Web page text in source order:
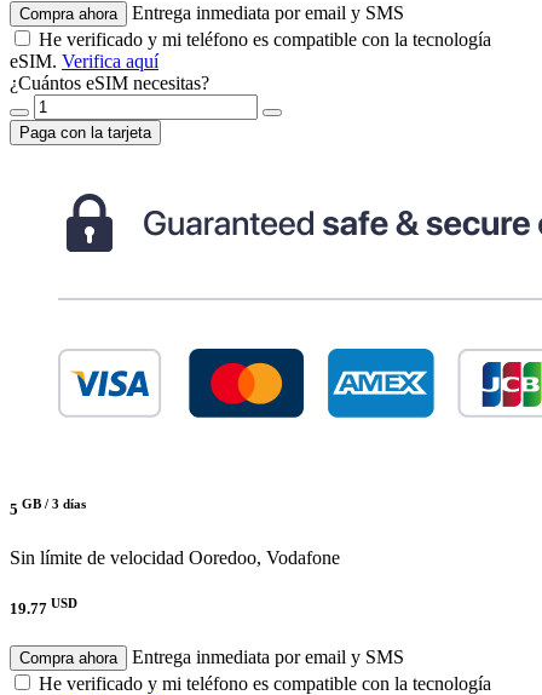
Compra ahora
Entrega inmediata por email y SMS
He verificado y mi teléfono es compatible con la tecnología
eSIM. Verifica aquí
¿Cuántos eSIM necesitas?
Paga con la tarjeta
5 GB / 3 días
Sin límite de velocidad Ooredoo, Vodafone
19.77 USD
Compra ahora
Entrega inmediata por email y SMS
He verificado y mi teléfono es compatible con la tecnología